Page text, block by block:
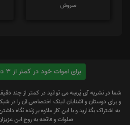
سروش
برای اموات خود در کمتر از 3 دقیقه یادبود بسازید
شما در نشریه آی پُرسِه می توانید در کمتر از چند
و برای دوستان و آشنایان لینک اختصاصی آن را در
به اشتراک بگذارید و با این کار علاوه بر زنده نگاه
صلوات و فاتحه به روح این